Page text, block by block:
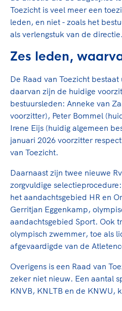
een rondje fietsen, door
de sportschool te gaan.
voor Sifan Hassan, Rico
Groot en het Nederlands
genieten van de
de halve marathon van je
hockeywedstrijd van je
Beroepskrachten
sportomgeving
Voor welk gedrag staat de
langs de lijn, in de
En wat mag vooral niet?
hier richting aan en is dus
onderdeel van het
ongewenst gedrag.
Lees verder
De TeamNL
De TeamNL Academie
binnen TeamNL
toekomstig kader.
Lees verder
Toezicht is veel meer een
leden, en niet - zoals het
als verlengstuk van de
Zes leden,
De Raad van Toezicht
daarvan zijn de huidige
bestuursleden: Anneke van
voorzitter), Peter Bommel
Irene Eijs (huidig algemeen
januari 2026 voorzitter
van Toezicht.
Daarnaast zijn twee nieuwe
zorgvuldige
het aandachtsgebied HR en
Gerritjan Eggenkamp,
aandachtsgebied Sport. Ook
olympisch zwemmer, toe als
afgevaardigde van de
Overigens is een Raad van
zeker niet nieuw. Een aantal
KNVB, KNLTB en de KNWU,